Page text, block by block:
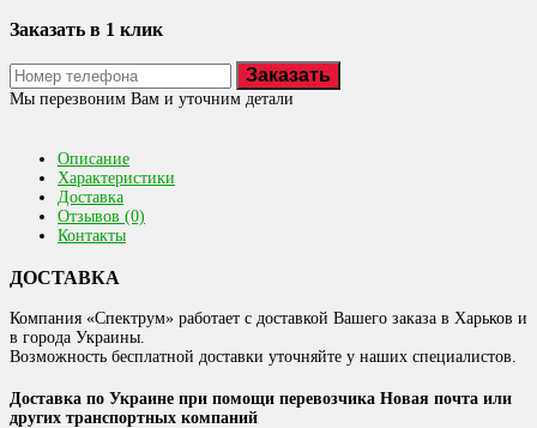
Заказать в 1 клик
Заказать
Мы перезвоним Вам и уточним детали
Описание
Характеристики
Доставка
Отзывов (0)
Контакты
ДОСТАВКА
Компания «Спектрум» работает с доставкой Вашего заказа в Харьков и
в города Украины.
Возможность бесплатной доставки уточняйте у наших специалистов.
Доставка по Украине при помощи перевозчика Новая почта или
других транспортных компаний